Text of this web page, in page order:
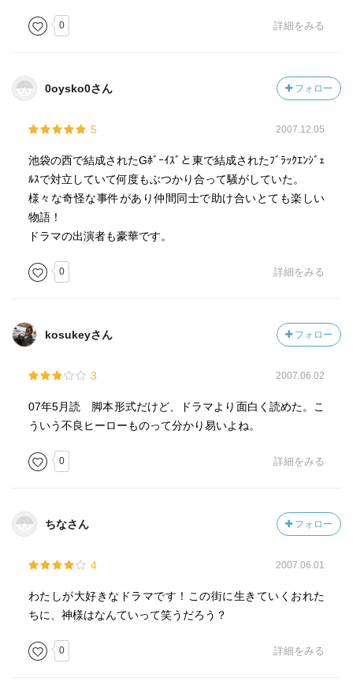
0 詳細をみる
0oysko0さん フォロー
5 2007.12.05
池袋の西で結成されたGﾎﾞｰｲｽﾞと東で結成されたﾌﾞﾗｯｸｴﾝｼﾞｪ
ﾙｽで対立していて何度もぶつかり合って騒がしていた。
様々な奇怪な事件があり仲間同士で助け合いとても楽しい
物語！
ドラマの出演者も豪華です。
0 詳細をみる
kosukeyさん フォロー
3 2007.06.02
07年5月読 脚本形式だけど、ドラマより面白く読めた。こ
ういう不良ヒーローものって分かり易いよね。
0 詳細をみる
ちなさん フォロー
4 2007.06.01
わたしが大好きなドラマです！この街に生きていくおれた
ちに、神様はなんていって笑うだろう？
0 詳細をみる